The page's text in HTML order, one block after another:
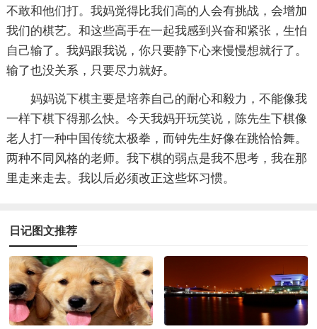
不敢和他们打。我妈觉得比我们高的人会有挑战，会增加
我们的棋艺。和这些高手在一起我感到兴奋和紧张，生怕
自己输了。我妈跟我说，你只要静下心来慢慢想就行了。
输了也没关系，只要尽力就好。
妈妈说下棋主要是培养自己的耐心和毅力，不能像我
一样下棋下得那么快。今天我妈开玩笑说，陈先生下棋像
老人打一种中国传统太极拳，而钟先生好像在跳恰恰舞。
两种不同风格的老师。我下棋的弱点是我不思考，我在那
里走来走去。我以后必须改正这些坏习惯。
日记图文推荐